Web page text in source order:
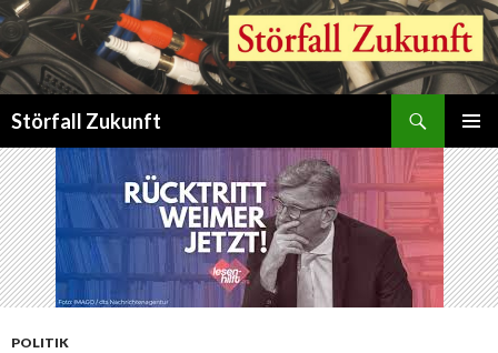
Störfall Zukunft
MENÜ
INHALT
SPRINGEN
POLITIK